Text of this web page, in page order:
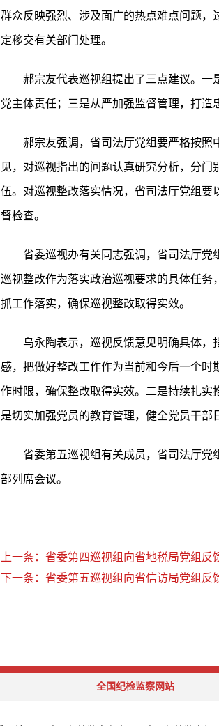
群众反映强烈、涉及面广的热点难点问题
定移交有关部门处理。
郝宗友代表巡视组提出了三点建议。一
党主体责任；三是从严加强监督管理，打造
郝宗友强调，省司法厅党组要严格按照
见，对巡视指出的问题认真研究分析，分
伍。对巡视整改落实情况，省司法厅党组
督检查。
省委巡视办有关同志强调，省司法厅
巡视整改作为落实政治巡视要求的具体任
抓工作落实，确保巡视整改取得实效。
乌永陶表示，巡视反馈意见明确具体
感，把做好整改工作作为当前和今后一个
作时限，确保整改取得实效。二是持续扎
是切实加强党员的教育管理，健全党员干部
省委第五巡视组有关成员，省司法厅
部列席会议。
上一条：省委第四巡视组向省地税局党组反
下一条：省委第五巡视组向省信访局党组反
全国纪检监察网站